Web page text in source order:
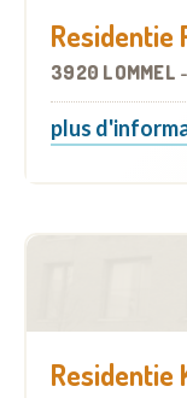
Residentie
3920 LOMMEL -
plus
Residentie